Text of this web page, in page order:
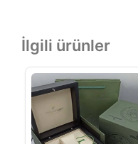
İlgili ürünler